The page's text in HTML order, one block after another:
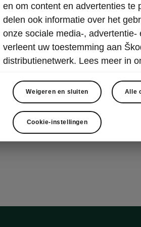
Plus
Cockpit
Box voorzien van draadloos
C-snellaadpoorten (45 W)
(15 W) in de achteruitkijkspiegel
SmartLink
en om content en advertenties te
delen ook informatie over het
onze sociale media-, advertentie-
verleent uw toestemming aan
distributienetwerk. Lees meer in
Weigeren en sluiten Alle
Cookie-instellingen